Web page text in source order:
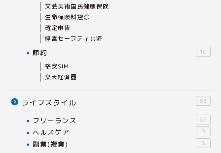
文芸美術国民健康保険
生命保険料控除
確定申告
経営セーフティ共済
節約 10
格安SIM
楽天経済圏
ライフスタイル 83
フリーランス 67
ヘルスケア 3
副業(複業) 6